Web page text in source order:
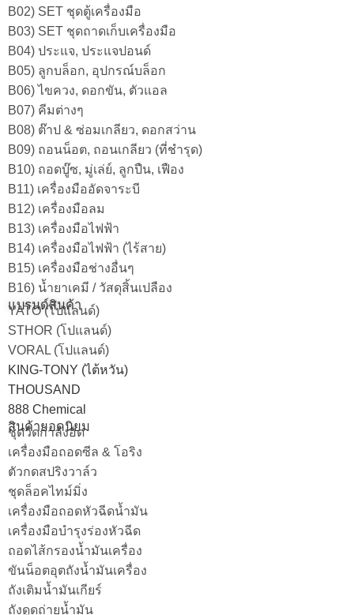
B02) SET ชุดตู้เครื่องมือ
B03) SET ชุดถาดเก็บเครื่องมือ
B04) ประแจ, ประแจปอนด์
B05) ลูกบล็อก, อุปกรณ์บล็อก
B06) ไขควง, ดอกขัน, ตัวแอล
B07) คีมต่างๆ
B08) ต๊าป & ซ่อมเกลียว, ดอกสว่าน
B09) ถอนน็อต, ถอนเกลียว (ที่ชำรุด)
B10) ถอดบู๊ซ, มู่เล่ย์, ลูกปืน, เฟือง
B11) เครื่องมืออัดจาระบี
B12) เครื่องมือลม
B13) เครื่องมือไฟฟ้า
B14) เครื่องมือไฟฟ้า (ไร้สาย)
B15) เครื่องมือช่างอื่นๆ
B16) น้ำยาเคมี / วัสดุสิ้นเปลือง
แบรนด์สินค้า
YATO (โปแลนด์)
STHOR (โปแลนด์)
VORAL (โปแลนด์)
KING-TONY (ไต้หวัน)
THOUSAND
888 Chemical
สินค้ายอดนิยม
ชุดวัดกำลังอัด
เครื่องมือถอดซีล & โอริง
ตัวกดสปริงวาล์ว
ชุดล็อคไทม์มิ่ง
เครื่องมือถอดหัวฉีดน้ำมัน
เครื่องมือบำรุงร่องหัวฉีด
ถอดไส้กรองน้ำมันเครื่อง
ขันน็อตอุตถังน้ำมันเครื่อง
ถังเติมน้ำมันเกียร์
ถังดูดถ่ายน้ำมัน